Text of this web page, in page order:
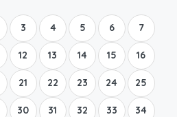
3 4 5 6 7
12 13 14 15 16
21 22 23 24 25
30 31 32 33 34